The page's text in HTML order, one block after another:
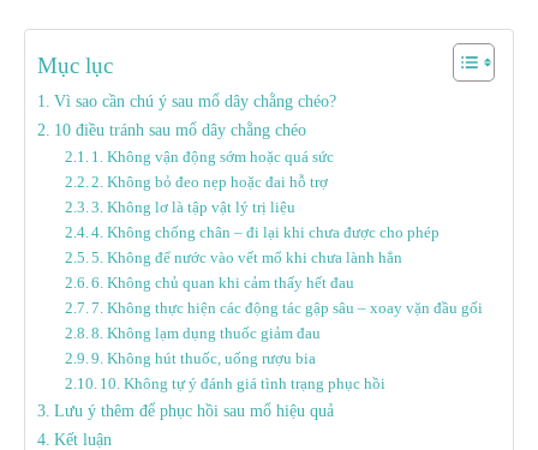
Mục lục
Vì sao cần chú ý sau mổ dây chằng chéo?
10 điều tránh sau mổ dây chằng chéo
1. Không vận động sớm hoặc quá sức
2. Không bỏ đeo nẹp hoặc đai hỗ trợ
3. Không lơ là tập vật lý trị liệu
4. Không chống chân – đi lại khi chưa được cho phép
5. Không để nước vào vết mổ khi chưa lành hẳn
6. Không chủ quan khi cảm thấy hết đau
7. Không thực hiện các động tác gập sâu – xoay vặn đầu gối
8. Không lạm dụng thuốc giảm đau
9. Không hút thuốc, uống rượu bia
10. Không tự ý đánh giá tình trạng phục hồi
Lưu ý thêm để phục hồi sau mổ hiệu quả
Kết luận